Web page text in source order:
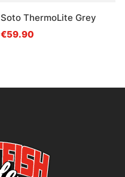
Soto ThermoLite Grey
€59.90